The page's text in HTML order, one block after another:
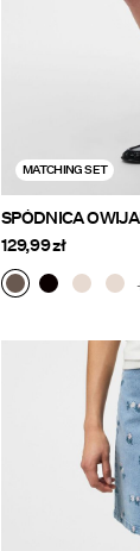
MATCHING SET
SPÓDNICA
129,99 zł